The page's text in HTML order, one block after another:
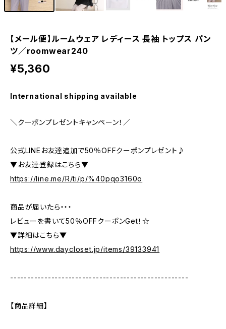
【メール便】ルームウェア レディース 長袖 トップス パン
ツ／roomwear240
¥5,360
International shipping available
＼クーポンプレゼントキャンペーン！／
公式LINEお友達追加で50％OFFクーポンプレゼント♪
▼お友達登録はこちら▼
https://line.me/R/ti/p/%40pqo3160o
商品が届いたら・・・
レビューを書いて50％OFFクーポンGet！☆
▼詳細はこちら▼
https://www.daycloset.jp/items/39133941
----------------------------------------------------
【商品詳細】